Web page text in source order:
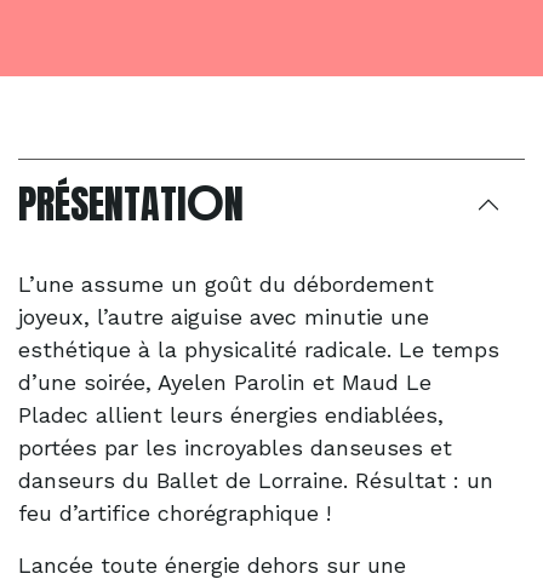
PRÉSENTATION
L’une assume un goût du débordement
joyeux, l’autre aiguise avec minutie une
esthétique à la physicalité radicale. Le temps
d’une soirée, Ayelen Parolin et Maud Le
Pladec allient leurs énergies endiablées,
portées par les incroyables danseuses et
danseurs du Ballet de Lorraine. Résultat : un
feu d’artifice chorégraphique !
Lancée toute énergie dehors sur une